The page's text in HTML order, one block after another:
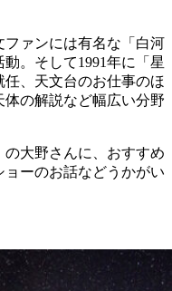
ァンには有名な「白河
。そして1991年に「星
、天文台のお仕事のほ
の解説など幅広い分野
大野さんに、おすすめ
ーのお話などうかがい